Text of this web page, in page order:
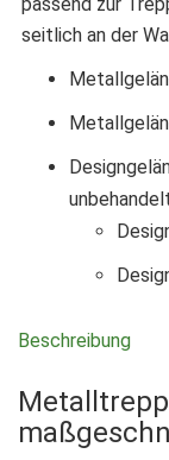
seitlich an der
Beschreibung